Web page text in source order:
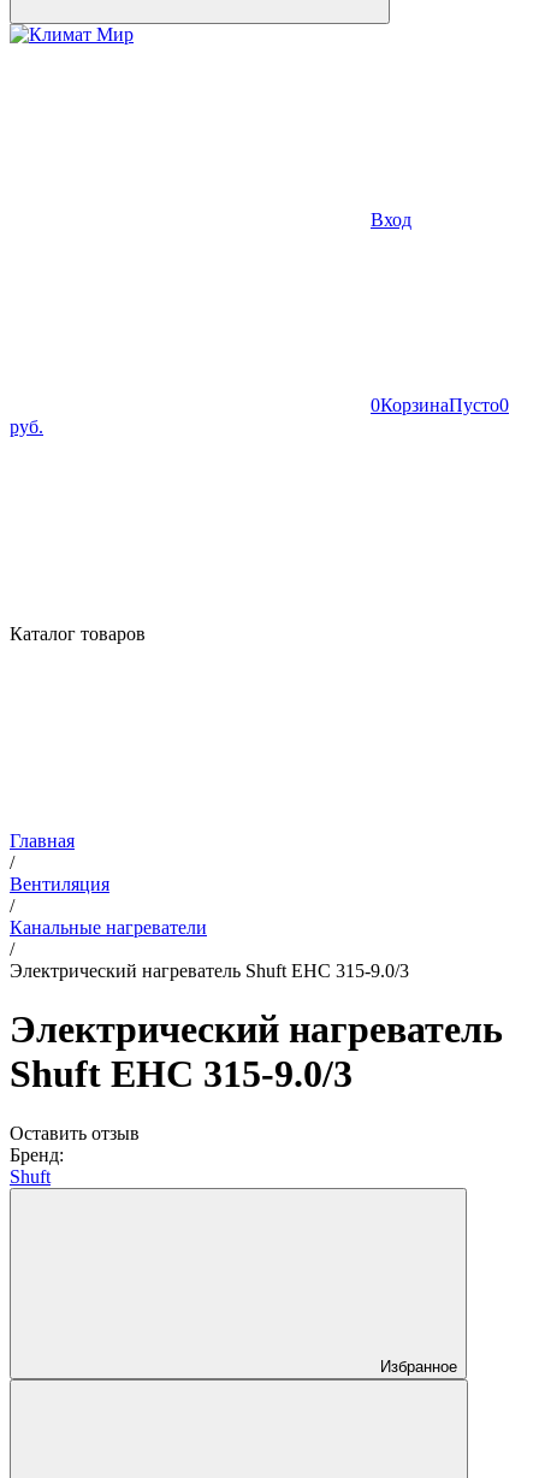
Вход
0КорзинаПусто0
руб.
Каталог товаров
Главная
/
Вентиляция
/
Канальные нагреватели
/
Электрический нагреватель Shuft EHC 315-9.0/3
Электрический нагреватель
Shuft EHC 315-9.0/3
Оставить отзыв
Бренд:
Shuft
Избранное